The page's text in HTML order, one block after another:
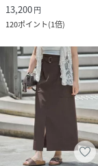
13,200円
120ポイント(1倍)